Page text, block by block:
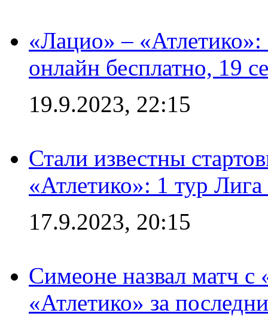
«Лацио» –
онлайн бесплатно, 19
19.9.2023, 22:15
Стали известны
«Атлетико»: 1 тур
17.9.2023, 20:15
Симеоне назвал матч
«Атлетико» за